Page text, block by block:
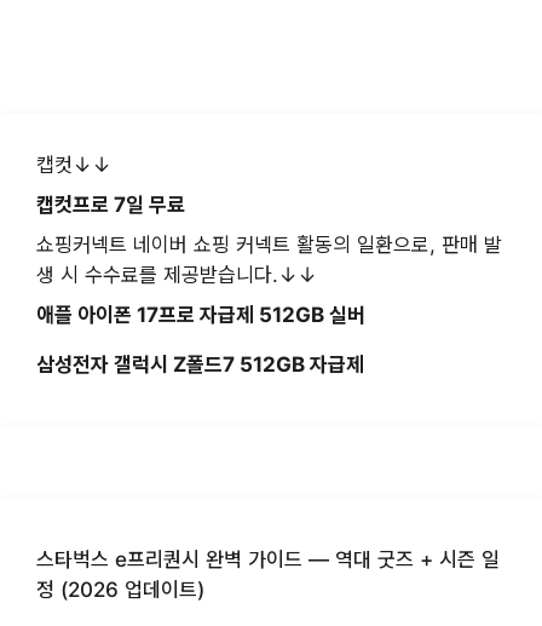
캡컷↓↓
캡컷프로 7일 무료
쇼핑커넥트 네이버 쇼핑 커넥트 활동의 일환으로, 판매 발
생 시 수수료를 제공받습니다.↓↓
애플 아이폰 17프로 자급제 512GB 실버
삼성전자 갤럭시 Z폴드7 512GB 자급제
스타벅스 e프리퀀시 완벽 가이드 — 역대 굿즈 + 시즌 일
정 (2026 업데이트)